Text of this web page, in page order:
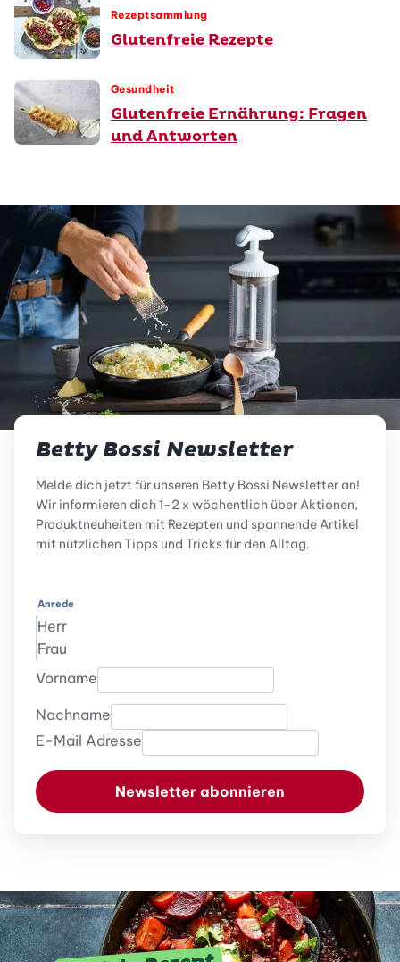
Rezeptsammlung
Glutenfreie Rezepte
Gesundheit
Glutenfreie Ernährung: Fragen
und Antworten
Betty Bossi Newsletter
Melde dich jetzt für unseren Betty Bossi Newsletter an!
Wir informieren dich 1-2 x wöchentlich über Aktionen,
Produktneuheiten mit Rezepten und spannende Artikel
mit nützlichen Tipps und Tricks für den Alltag.
Anrede
Herr
Frau
Vorname
Nachname
E-Mail Adresse
Newsletter abonnieren